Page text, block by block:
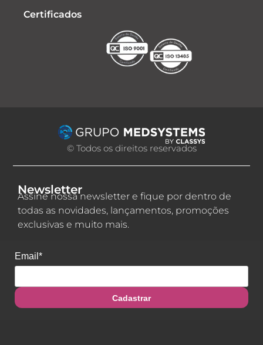
Certificados
© Todos os direitos reservados
Newsletter
Assine nossa newsletter e fique por dentro de
todas as novidades, lançamentos, promoções
exclusivas e muito mais.
Email*
Cadastrar